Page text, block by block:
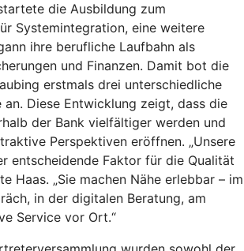
die Ausbildung zum
Systemintegration, eine weitere
ihre berufliche Laufbahn als
und Finanzen. Damit bot die
erstmals drei unterschiedliche
an. Diese Entwicklung zeigt, dass die
der Bank vielfältiger werden und
Perspektiven eröffnen. „Unsere
entscheidende Faktor für die Qualität
Haas. „Sie machen Nähe erlebbar – im
in der digitalen Beratung, am
Service vor Ort.“